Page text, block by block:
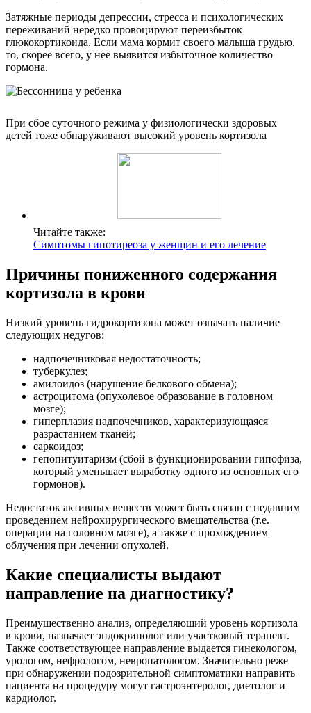
Затяжные периоды депрессии, стресса и психологических
переживаний нередко провоцируют переизбыток
глюкокортикоида. Если мама кормит своего малыша грудью,
то, скорее всего, у нее выявится избыточное количество
гормона.
При сбое суточного режима у физиологически здоровых
детей тоже обнаруживают высокий уровень кортизола
Читайте также:
Симптомы гипотиреоза у женщин и его лечение
Причины пониженного содержания
кортизола в крови
Низкий уровень гидрокортизона может означать наличие
следующих недугов:
надпочечниковая недостаточность;
туберкулез;
амилоидоз (нарушение белкового обмена);
астроцитома (опухолевое образование в головном
мозге);
гиперплазия надпочечников, характеризующаяся
разрастанием тканей;
саркоидоз;
гепопитуитаризм (сбой в функционировании гипофиза,
который уменьшает выработку одного из основных его
гормонов).
Недостаток активных веществ может быть связан с недавним
проведением нейрохирургического вмешательства (т.е.
операции на головном мозге), а также с прохождением
облучения при лечении опухолей.
Какие специалисты выдают
направление на диагностику?
Преимущественно анализ, определяющий уровень кортизола
в крови, назначает эндокринолог или участковый терапевт.
Также соответствующее направление выдается гинекологом,
урологом, нефрологом, невропатологом. Значительно реже
при обнаружении подозрительной симптоматики направить
пациента на процедуру могут гастроэнтеролог, диетолог и
кардиолог.